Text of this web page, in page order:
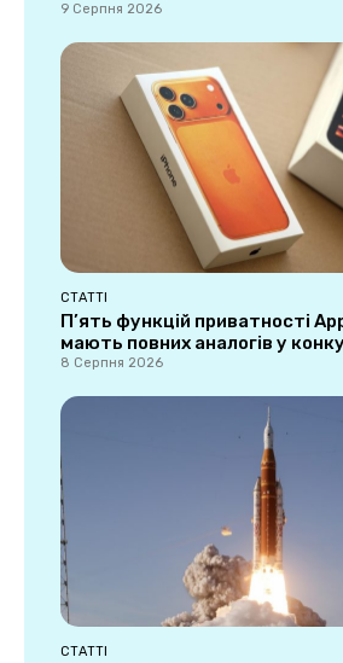
9 Серпня 2026
СТАТТІ
П’ять функцій приватності
мають повних аналогів у
8 Серпня 2026
СТАТТІ